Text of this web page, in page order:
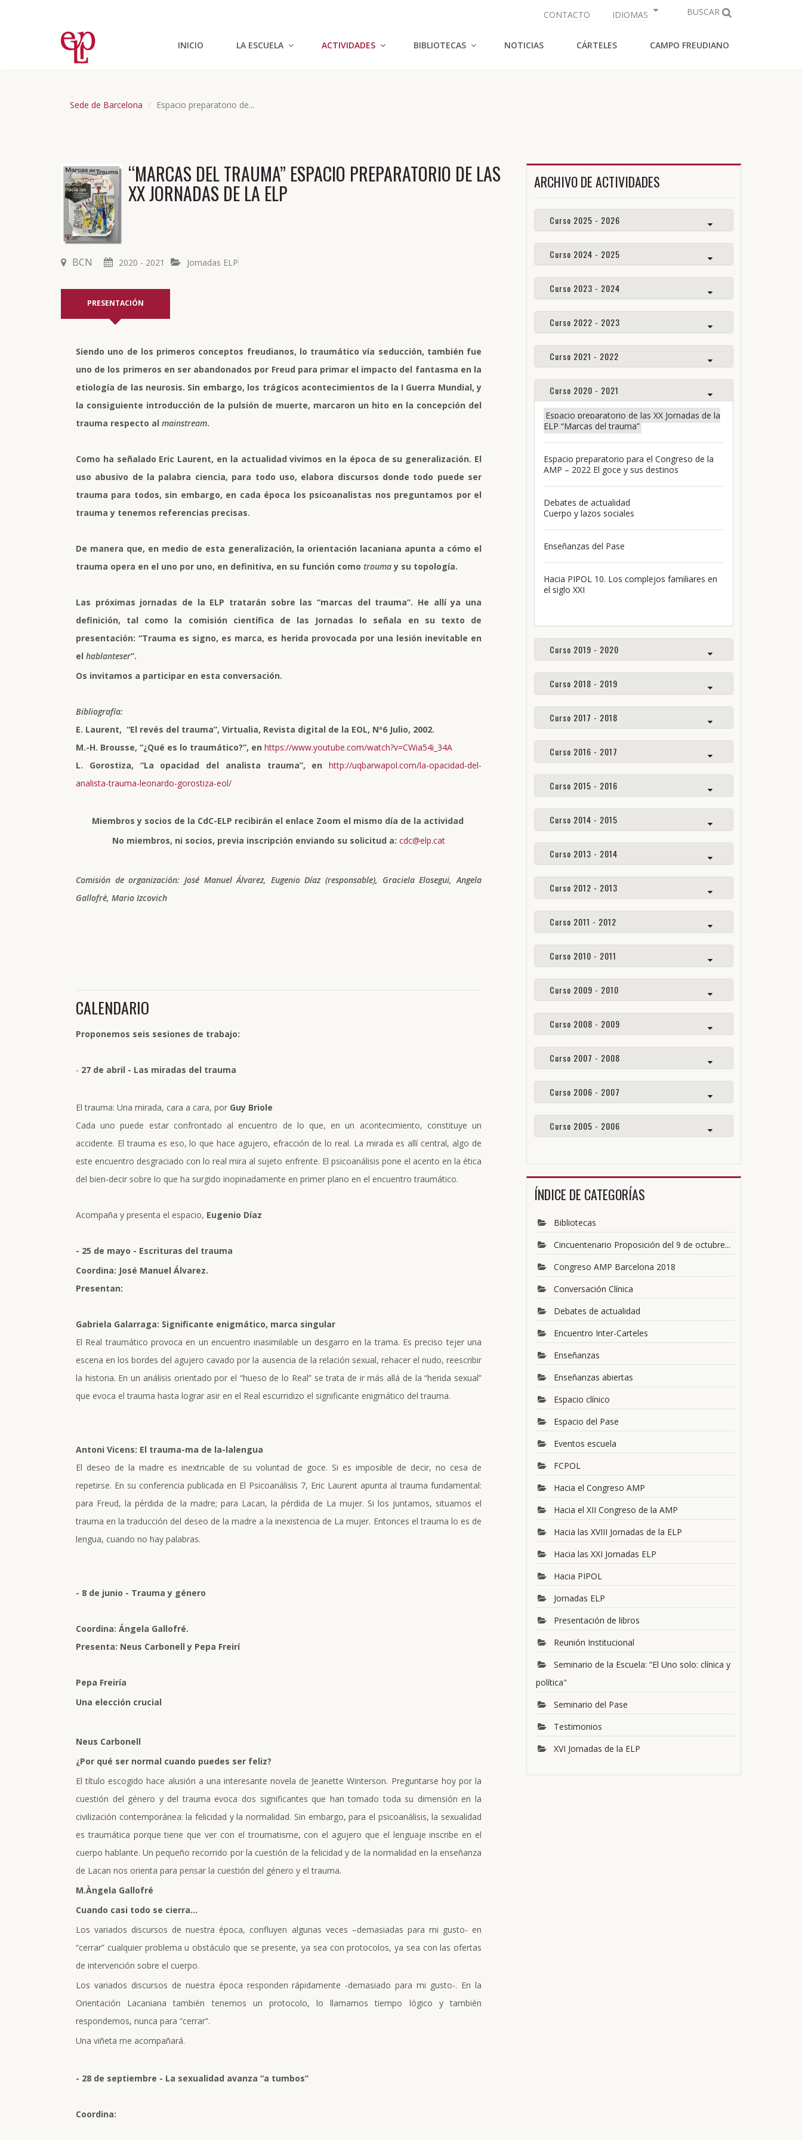
CONTACTO IDIOMAS BUSCAR
INICIO LA ESCUELA ACTIVIDADES BIBLIOTECAS NOTICIAS CÁRTELES CAMPO FREUDIANO
Sede de Barcelona Espacio preparatorio de...
“MARCAS DEL TRAUMA” ESPACIO PREPARATORIO DE LAS
XX JORNADAS DE LA ELP
BCN 2020 - 2021 Jornadas ELP
PRESENTACIÓN
Siendo uno de los primeros conceptos freudianos, lo traumático vía seducción, también fue
uno de los primeros en ser abandonados por Freud para primar el impacto del fantasma en la
etiología de las neurosis. Sin embargo, los trágicos acontecimientos de la I Guerra Mundial, y
la consiguiente introducción de la pulsión de muerte, marcaron un hito en la concepción del
trauma respecto al mainstream.
Como ha señalado Eric Laurent, en la actualidad vivimos en la época de su generalización. El
uso abusivo de la palabra ciencia, para todo uso, elabora discursos donde todo puede ser
trauma para todos, sin embargo, en cada época los psicoanalistas nos preguntamos por el
trauma y tenemos referencias precisas.
De manera que, en medio de esta generalización, la orientación lacaniana apunta a cómo el
trauma opera en el uno por uno, en definitiva, en su función como troumay su topología.
Las próximas jornadas de la ELP tratarán sobre las “marcas del trauma”. He allí ya una
definición, tal como la comisión científica de las Jornadas lo señala en su texto de
presentación: “Trauma es signo, es marca, es herida provocada por una lesión inevitable en
el hablanteser”.
Os invitamos a participar en esta conversación.
Bibliografía:
E. Laurent, “El revés del trauma”, Virtualia, Revista digital de la EOL, Nº6 Julio, 2002.
M.-H. Brousse, “¿Qué es lo traumático?”, en https://www.youtube.com/watch?v=CWia54i_34A
L. Gorostiza, “La opacidad del analista trauma”, en http://uqbarwapol.com/la-opacidad-del-
analista-trauma-leonardo-gorostiza-eol/
Miembros y socios de la CdC-ELP recibirán el enlace Zoom el mismo día de la actividad
No miembros, ni socios, previa inscripción enviando su solicitud a: cdc@elp.cat
Comisión de organización: José Manuel Álvarez, Eugenio Díaz (responsable), Graciela Elosegui, Angela
Gallofrè, Mario Izcovich
CALENDARIO
Proponemos seis sesiones de trabajo:
- 27 de abril - Las miradas del trauma
El trauma: Una mirada, cara a cara, por Guy Briole
Cada uno puede estar confrontado al encuentro de lo que, en un acontecimiento, constituye un
accidente. El trauma es eso, lo que hace agujero, efracción de lo real. La mirada es allí central, algo de
este encuentro desgraciado con lo real mira al sujeto enfrente. El psicoanálisis pone el acento en la ética
del bien-decir sobre lo que ha surgido inopinadamente en primer plano en el encuentro traumático.
Acompaña y presenta el espacio, Eugenio Díaz
- 25 de mayo - Escrituras del trauma
Coordina: José Manuel Álvarez.
Presentan:
Gabriela Galarraga: Significante enigmático, marca singular
El Real traumático provoca en un encuentro inasimilable un desgarro en la trama. Es preciso tejer una
escena en los bordes del agujero cavado por la ausencia de la relación sexual, rehacer el nudo, reescribir
la historia. En un análisis orientado por el “hueso de lo Real” se trata de ir más allá de la “herida sexual”
que evoca el trauma hasta lograr asir en el Real escurridizo el significante enigmático del trauma.
Antoni Vicens: El trauma-ma de la-lalengua
El deseo de la madre es inextricable de su voluntad de goce. Si es imposible de decir, no cesa de
repetirse. En su conferencia publicada en El Psicoanálisis 7, Eric Laurent apunta al trauma fundamental:
para Freud, la pérdida de la madre; para Lacan, la pérdida de La mujer. Si los juntamos, situamos el
trauma en la traducción del deseo de la madre a la inexistencia de La mujer. Entonces el trauma lo es de
lengua, cuando no hay palabras.
- 8 de junio - Trauma y género
Coordina: Ángela Gallofré.
Presenta: Neus Carbonell y Pepa Freirí
Pepa Freiría
Una elección crucial
Neus Carbonell
¿Por qué ser normal cuando puedes ser feliz?
El título escogido hace alusión a una interesante novela de Jeanette Winterson. Preguntarse hoy por la
cuestión del género y del trauma evoca dos significantes que han tomado toda su dimensión en la
civilización contemporánea: la felicidad y la normalidad. Sin embargo, para el psicoanálisis, la sexualidad
es traumática porque tiene que ver con el troumatisme, con el agujero que el lenguaje inscribe en el
cuerpo hablante. Un pequeño recorrido por la cuestión de la felicidad y de la normalidad en la enseñanza
de Lacan nos orienta para pensar la cuestión del género y el trauma.
M.Àngela Gallofré
Cuando casi todo se cierra…
Los variados discursos de nuestra época, confluyen algunas veces –demasiadas para mi gusto- en
“cerrar” cualquier problema u obstáculo que se presente, ya sea con protocolos, ya sea con las ofertas
de intervención sobre el cuerpo.
Los variados discursos de nuestra época responden rápidamente -demasiado para mi gusto-. En la
Orientación Lacaniana también tenemos un protocolo, lo llamamos tiempo lógico y también
respondemos, nunca para “cerrar”.
Una viñeta me acompañará.
- 28 de septiembre - La sexualidad avanza “a tumbos”
Coordina:
ARCHIVO DE ACTIVIDADES
Curso 2025 - 2026
Curso 2024 - 2025
Curso 2023 - 2024
Curso 2022 - 2023
Curso 2021 - 2022
Curso 2020 - 2021
Espacio preparatorio de las XX Jornadas de la
ELP “Marcas del trauma”
Espacio preparatorio para el Congreso de la
AMP – 2022 El goce y sus destinos
Debates de actualidad
Cuerpo y lazos sociales
Enseñanzas del Pase
Hacia PIPOL 10. Los complejos familiares en
el siglo XXI
Curso 2019 - 2020
Curso 2018 - 2019
Curso 2017 - 2018
Curso 2016 - 2017
Curso 2015 - 2016
Curso 2014 - 2015
Curso 2013 - 2014
Curso 2012 - 2013
Curso 2011 - 2012
Curso 2010 - 2011
Curso 2009 - 2010
Curso 2008 - 2009
Curso 2007 - 2008
Curso 2006 - 2007
Curso 2005 - 2006
ÍNDICE DE CATEGORÍAS
Bibliotecas
Cincuentenario Proposición del 9 de octubre...
Congreso AMP Barcelona 2018
Conversación Clínica
Debates de actualidad
Encuentro Inter-Carteles
Enseñanzas
Enseñanzas abiertas
Espacio clínico
Espacio del Pase
Eventos escuela
FCPOL
Hacia el Congreso AMP
Hacia el XII Congreso de la AMP
Hacia las XVIII Jornadas de la ELP
Hacia las XXI Jornadas ELP
Hacia PIPOL
Jornadas ELP
Presentación de libros
Reunión Institucional
Seminario de la Escuela: “El Uno solo: clínica y
política"
Seminario del Pase
Testimonios
XVI Jornadas de la ELP